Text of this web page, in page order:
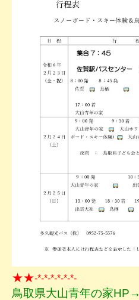
★★-*-*-*-*-*-*-
鳥取県大山青年の家HP→